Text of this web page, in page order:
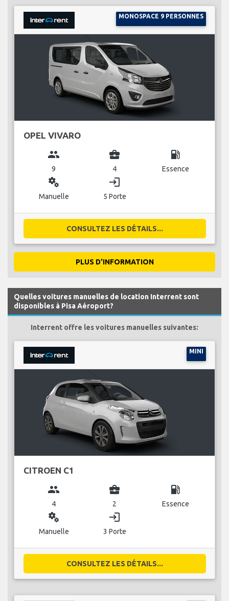
MONOSPACE 9 PERSONNES
OPEL VIVARO
group
9
business_center
4
local_gas_station
Essence
miscellaneous_services
Manuelle
login
5 Porte
CONSULTEZ LES DÉTAILS...
PLUS D'INFORMATION
Quelles voitures manuelles de location Interrent sont
disponibles à Pisa Aéroport?
Interrent offre les voitures manuelles suivantes:
MINI
CITROEN C1
group
4
business_center
2
local_gas_station
Essence
miscellaneous_services
Manuelle
login
3 Porte
CONSULTEZ LES DÉTAILS...